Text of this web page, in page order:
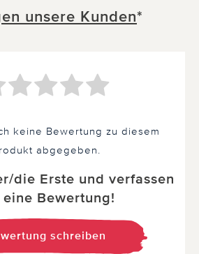
unsere Kunden*
keine Bewertung zu diesem
abgegeben.
die Erste und verfassen
eine Bewertung!
schreiben